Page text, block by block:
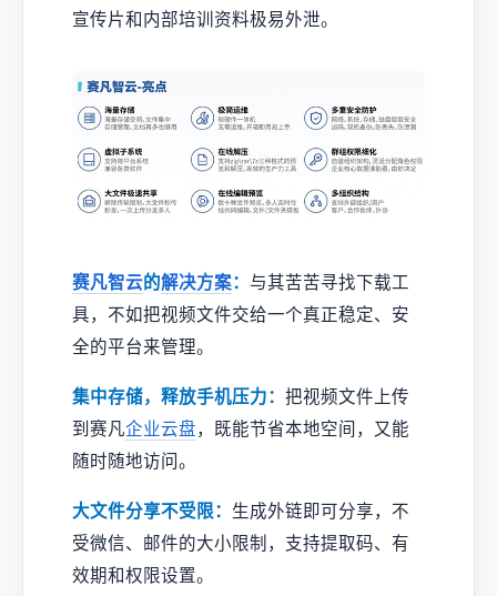
宣传片和内部培训资料极易外泄。
赛凡智云的解决方案： 与其苦苦寻找下载工
具，不如把视频文件交给一个真正稳定、安
全的平台来管理。
集中存储，释放手机压力： 把视频文件上传
到赛凡企业云盘，既能节省本地空间，又能
随时随地访问。
大文件分享不受限： 生成外链即可分享，不
受微信、邮件的大小限制，支持提取码、有
效期和权限设置。